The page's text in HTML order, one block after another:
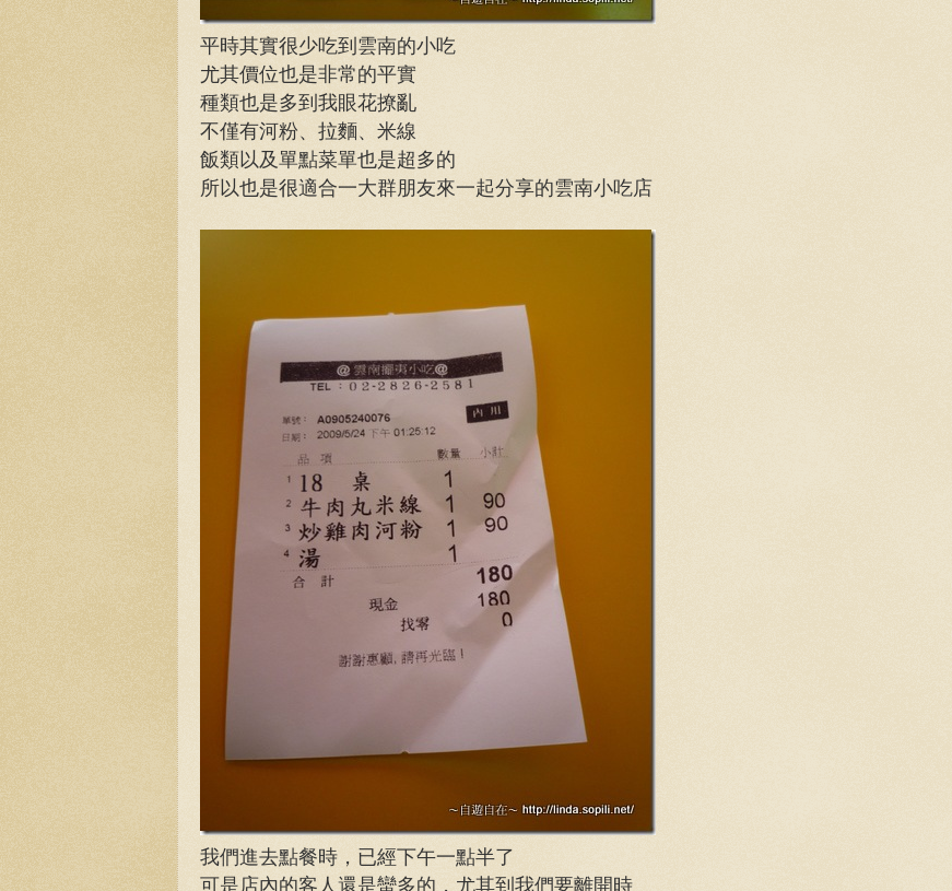
平時其實很少吃到雲南的小吃
尤其價位也是非常的平實
種類也是多到我眼花撩亂
不僅有河粉、拉麵、米線
飯類以及單點菜單也是超多的
所以也是很適合一大群朋友來一起分享的雲南小吃店
我們進去點餐時，已經下午一點半了
可是店內的客人還是蠻多的，尤其到我們要離開時